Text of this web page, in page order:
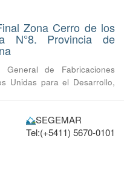
Zona Cerro de los
N°8. Provincia de
General de Fabricaciones
Unidas para el Desarrollo,
SEGEMAR
Tel:(+5411) 5670-0101